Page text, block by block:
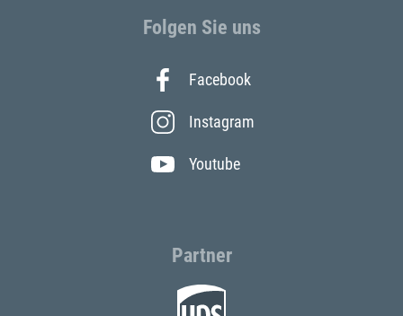
Folgen Sie uns
Facebook
Instagram
Youtube
Partner